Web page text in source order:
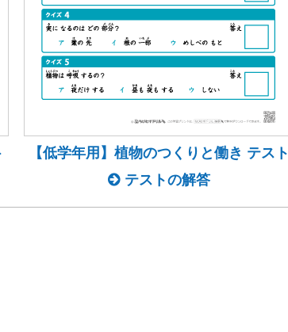
【低学年用】植物のつくりと働き テスト
テストの解答